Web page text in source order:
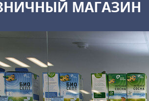
МАГАЗИН